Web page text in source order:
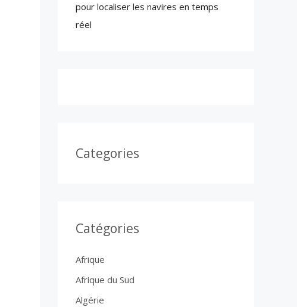
pour localiser les navires en temps
réel
Categories
Catégories
Afrique
Afrique du Sud
Algérie